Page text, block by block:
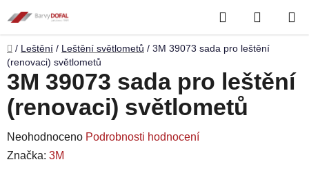
na
obsah
Hledat
KOŠÍK
Domů
/ Leštění / Leštění světlometů / 3M 39073 sada pro leštění
(renovaci) světlometů
3M 39073 sada pro leštění
(renovaci) světlometů
Průměrné
hodnocení
Neohodnoceno Podrobnosti hodnocení
Značka: 3M